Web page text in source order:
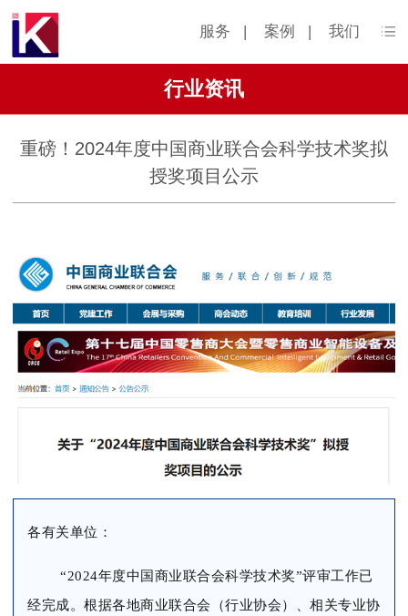
服务 | 案例 | 我们
行业资讯
重磅！2024年度中国商业联合会科学技术奖拟
授奖项目公示
各有关单位：
“2024年度中国商业联合会科学技术奖”评审工作已
经完成。根据各地商业联合会（行业协会）、相关专业协